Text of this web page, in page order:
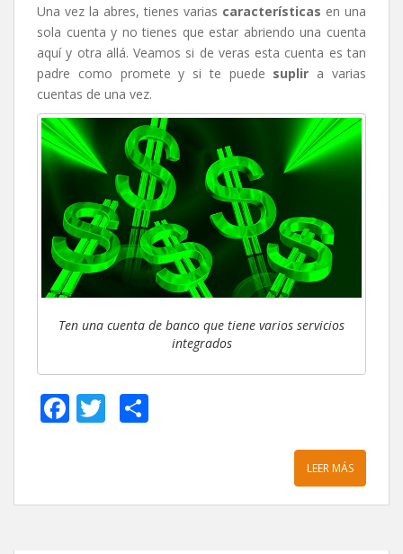
Una vez la abres, tienes varias características en una
sola cuenta y no tienes que estar abriendo una cuenta
aquí y otra allá. Veamos si de veras esta cuenta es tan
padre como promete y si te puede suplir a varias
cuentas de una vez.
Ten una cuenta de banco que tiene varios servicios
integrados
F
b
T
er p
LEER MÁS